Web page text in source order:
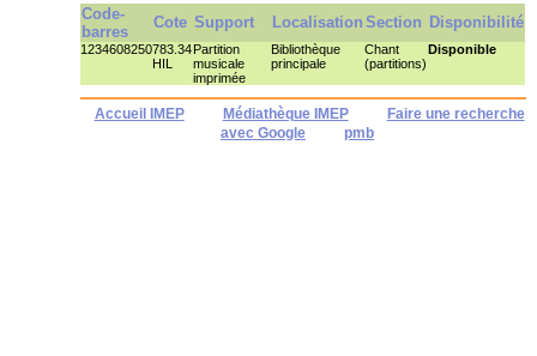
Code-
barres
Cote Support Localisation Section Disponibilité
1234608250783.34
HIL
Partition
musicale
imprimée
Bibliothèque
principale
Chant
(partitions)
Disponible
Accueil IMEP Médiathèque IMEP
Faire une recherche
avec Google
pmb